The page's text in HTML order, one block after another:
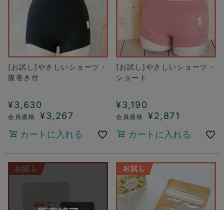
[お試し]やさしいショーツ・
腹巻き付
¥3,630
¥3,267
カートに入れる
[お試し]やさしいショーツ・
ショート
¥3,190
¥2,871
カートに入れる